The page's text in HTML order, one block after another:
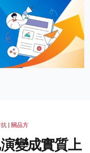
| 關品方
變成實質上